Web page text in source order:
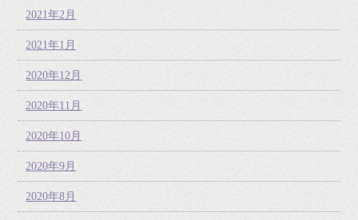
2021年2月
2021年1月
2020年12月
2020年11月
2020年10月
2020年9月
2020年8月